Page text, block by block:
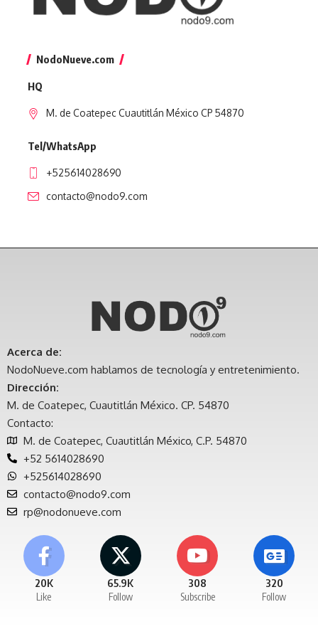
NodoNueve.com
HQ
M. de Coatepec Cuautitlán México CP 54870
Tel/WhatsApp
+525614028690
contacto@nodo9.com
Acerca de:
NodoNueve.com hablamos de tecnología y entretenimiento.
Dirección:
M. de Coatepec, Cuautitlán México. CP. 54870
Contacto:
M. de Coatepec, Cuautitlán México, C.P. 54870
+52 5614028690
+525614028690
contacto@nodo9.com
rp@nodonueve.com
20K
Like
65.9K
Follow
308
Subscribe
320
Follow